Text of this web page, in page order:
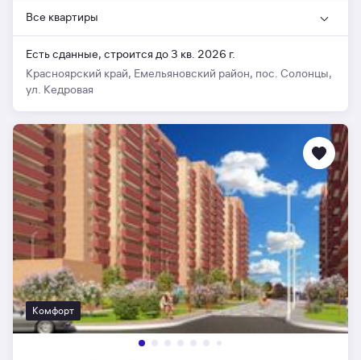
Все квартиры
Есть сданные, строится до 3 кв. 2026 г.
Красноярский край, Емельяновский район, пос. Солонцы,
ул. Кедровая
Комфорт